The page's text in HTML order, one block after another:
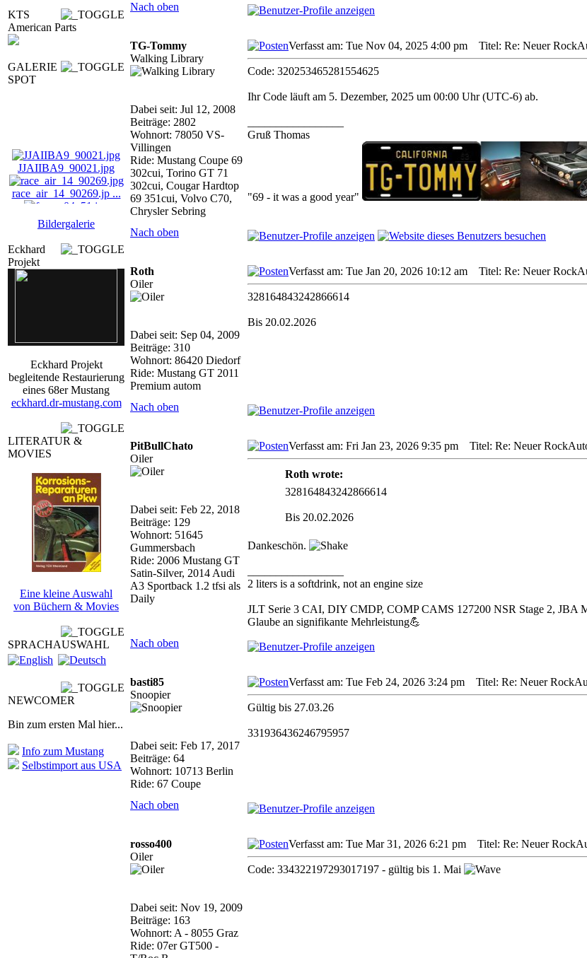
KTS
American Parts
GALERIE
SPOT
JJAIIBA9_90021.jpg
race_air_14_90269.jp ...
JJ_AIART_14_90288.jp
Bildergalerie
Eckhard
Projekt
Eckhard Projekt
begleitende Restaurierung
eines 68er Mustang
eckhard.dr-mustang.com
LITERATUR &
MOVIES
Eine kleine Auswahl
von Büchern & Movies
SPRACHAUSWAHL
NEWCOMER
Bin zum ersten Mal hier...
Info zum Mustang
Selbstimport aus USA
Nach oben
TG-Tommy
Walking Library
Dabei seit: Jul 12, 2008
Beiträge: 2802
Wohnort: 78050 VS-
Villingen
Ride: Mustang Coupe 69
302cui, Torino GT 71
302cui, Cougar Hardtop
69 351cui, Volvo C70,
Chrysler Sebring
Verfasst am: Tue Nov 04, 2025 4:00 pm Titel: Re: Neuer
Code: 320253465281554625
Ihr Code läuft am 5. Dezember, 2025 um 00:00 Uhr (UTC-6) ab.
Gruß Thomas
"69 - it was a good year"
Nach oben
Roth
Oiler
Dabei seit: Sep 04, 2009
Beiträge: 310
Wohnort: 86420 Diedorf
Ride: Mustang GT 2011
Premium autom
Verfasst am: Tue Jan 20, 2026 10:12 am Titel: Re: Neuer
328164843242866614
Bis 20.02.2026
Nach oben
PitBullChato
Oiler
Dabei seit: Feb 22, 2018
Beiträge: 129
Wohnort: 51645
Gummersbach
Ride: 2006 Mustang GT
Satin-Silver, 2014 Audi
A3 Sportback 1.2 tfsi als
Daily
Verfasst am: Fri Jan 23, 2026 9:35 pm Titel: Re: Neuer
Roth wrote:
328164843242866614
Bis 20.02.2026
Dankeschön.
2 liters is a softdrink, not an engine size
JLT Serie 3 CAI, DIY CMDP, COMP CAMS 127200 NSR Stage 2, JBA
Glaube an signifikante Mehrleistung💪
Nach oben
basti85
Snoopier
Dabei seit: Feb 17, 2017
Beiträge: 64
Wohnort: 10713 Berlin
Ride: 67 Coupe
Verfasst am: Tue Feb 24, 2026 3:24 pm Titel: Re: Neuer
Gültig bis 27.03.26
331936436246795957
Nach oben
rosso400
Oiler
Dabei seit: Nov 19, 2009
Beiträge: 163
Wohnort: A - 8055 Graz
Ride: 07er GT500 -
Verfasst am: Tue Mar 31, 2026 6:21 pm Titel: Re: Neuer
Code: 334322197293017197 - gültig bis 1. Mai